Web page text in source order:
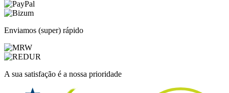
Enviamos (super) rápido
A sua satisfação é a nossa prioridade